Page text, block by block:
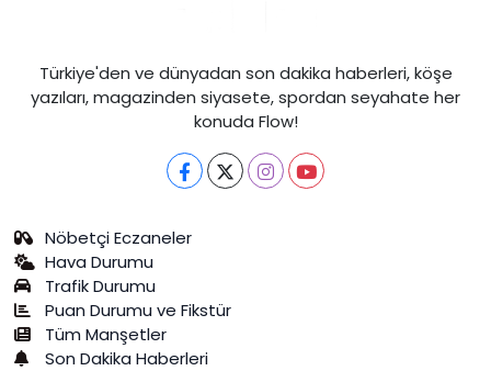
Türkiye'den ve dünyadan son dakika haberleri, köşe
yazıları, magazinden siyasete, spordan seyahate her
konuda Flow!
Nöbetçi Eczaneler
Hava Durumu
Trafik Durumu
Puan Durumu ve Fikstür
Tüm Manşetler
Son Dakika Haberleri